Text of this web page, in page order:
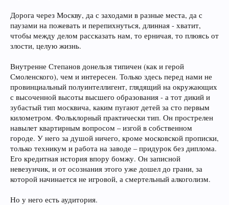
Дорога через Москву, да с заходами в разные места, да с
паузами на пожевать и перепихнуться, длинная - хватит,
чтобы между делом рассказать нам, то ерничая, то плюясь от
злости, целую жизнь.
Внутренне Степанов донельзя типичен (как и герой
Смоленского), чем и интересен. Только здесь перед нами не
провинциальный полуинтеллигент, глядящий на окружающих
с высоченной высоты высшего образования - а тот дикий и
зубастый тип москвича, каким пугают детей за сто первым
километром. Фольклорный практически тип. Он прострелен
навылет квартирным вопросом – изгой в собственном
городе. У него за душой ничего, кроме московской прописки,
только техникум и работа на заводе – придурок без диплома.
Его кредитная история впору бомжу. Он записной
невезунчик, и от осознания этого уже дошел до грани, за
которой начинается не игровой, а смертельный алкоголизм.
Но у него есть аудитория.